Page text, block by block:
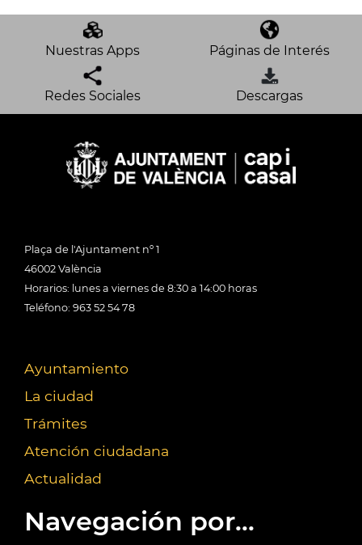
Nuestras Apps Páginas de Interés
Redes Sociales Descargas
Plaça de l'Ajuntament nº 1
46002 València
Horarios: lunes a viernes de 8:30 a 14:00 horas
Teléfono: 963 52 54 78
Ayuntamiento
La ciudad
Trámites
Atención ciudadana
Actualidad
Navegación por...